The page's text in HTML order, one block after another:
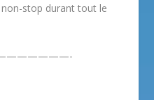
stop durant tout le